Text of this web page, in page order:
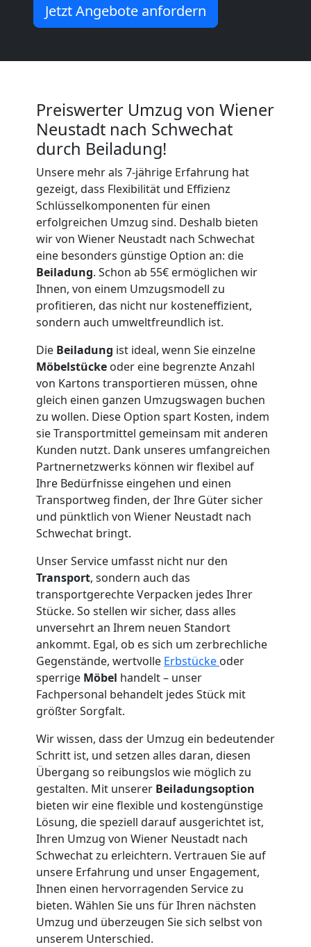
Jetzt Angebote anfordern
Preiswerter Umzug von Wiener
Neustadt nach Schwechat
durch Beiladung!
Unsere mehr als 7-jährige Erfahrung hat
gezeigt, dass Flexibilität und Effizienz
Schlüsselkomponenten für einen
erfolgreichen Umzug sind. Deshalb bieten
wir von Wiener Neustadt nach Schwechat
eine besonders günstige Option an: die
Beiladung. Schon ab 55€ ermöglichen wir
Ihnen, von einem Umzugsmodell zu
profitieren, das nicht nur kosteneffizient,
sondern auch umweltfreundlich ist.
Die Beiladung ist ideal, wenn Sie einzelne
Möbelstücke oder eine begrenzte Anzahl
von Kartons transportieren müssen, ohne
gleich einen ganzen Umzugswagen buchen
zu wollen. Diese Option spart Kosten, indem
sie Transportmittel gemeinsam mit anderen
Kunden nutzt. Dank unseres umfangreichen
Partnernetzwerks können wir flexibel auf
Ihre Bedürfnisse eingehen und einen
Transportweg finden, der Ihre Güter sicher
und pünktlich von Wiener Neustadt nach
Schwechat bringt.
Unser Service umfasst nicht nur den
Transport, sondern auch das
transportgerechte Verpacken jedes Ihrer
Stücke. So stellen wir sicher, dass alles
unversehrt an Ihrem neuen Standort
ankommt. Egal, ob es sich um zerbrechliche
Gegenstände, wertvolle Erbstücke oder
sperrige Möbel handelt – unser
Fachpersonal behandelt jedes Stück mit
größter Sorgfalt.
Wir wissen, dass der Umzug ein bedeutender
Schritt ist, und setzen alles daran, diesen
Übergang so reibungslos wie möglich zu
gestalten. Mit unserer Beiladungsoption
bieten wir eine flexible und kostengünstige
Lösung, die speziell darauf ausgerichtet ist,
Ihren Umzug von Wiener Neustadt nach
Schwechat zu erleichtern. Vertrauen Sie auf
unsere Erfahrung und unser Engagement,
Ihnen einen hervorragenden Service zu
bieten. Wählen Sie uns für Ihren nächsten
Umzug und überzeugen Sie sich selbst von
unserem Unterschied.
LKW
Neustadt
Kunsttransport
Wiener
Neustadt
Umzug
Wiener
Neustadt
Mann
LKW
Möbellift
Wiener
Neustadt
Übersiedlung
Wiener
Neustadt
Klaviertransport
Wiener
Neustadt
Privatumzug